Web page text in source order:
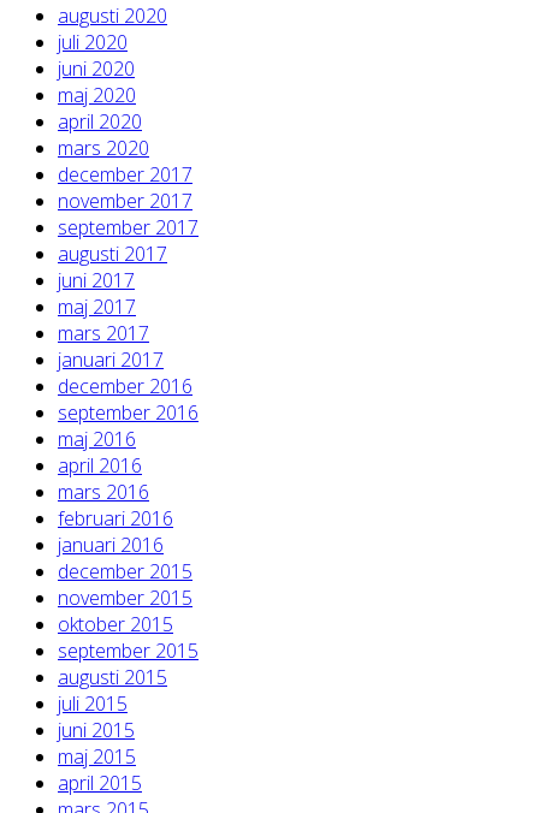
augusti 2020
juli 2020
juni 2020
maj 2020
april 2020
mars 2020
december 2017
november 2017
september 2017
augusti 2017
juni 2017
maj 2017
mars 2017
januari 2017
december 2016
september 2016
maj 2016
april 2016
mars 2016
februari 2016
januari 2016
december 2015
november 2015
oktober 2015
september 2015
augusti 2015
juli 2015
juni 2015
maj 2015
april 2015